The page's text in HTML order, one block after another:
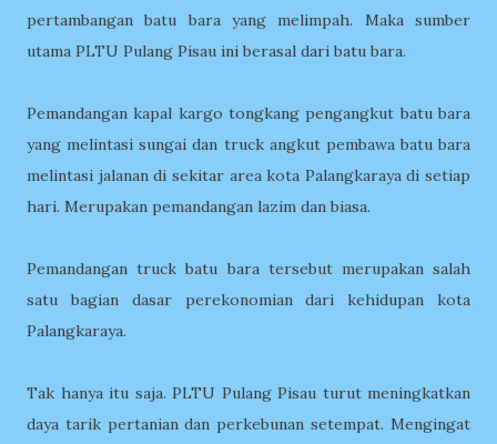
pertambangan batu bara yang melimpah. Maka sumber
utama PLTU Pulang Pisau ini berasal dari batu bara.
Pemandangan kapal kargo tongkang pengangkut batu bara
yang melintasi sungai dan truck angkut pembawa batu bara
melintasi jalanan di sekitar area kota Palangkaraya di setiap
hari. Merupakan pemandangan lazim dan biasa.
Pemandangan truck batu bara tersebut merupakan salah
satu bagian dasar perekonomian dari kehidupan kota
Palangkaraya.
Tak hanya itu saja. PLTU Pulang Pisau turut meningkatkan
daya tarik pertanian dan perkebunan setempat. Mengingat